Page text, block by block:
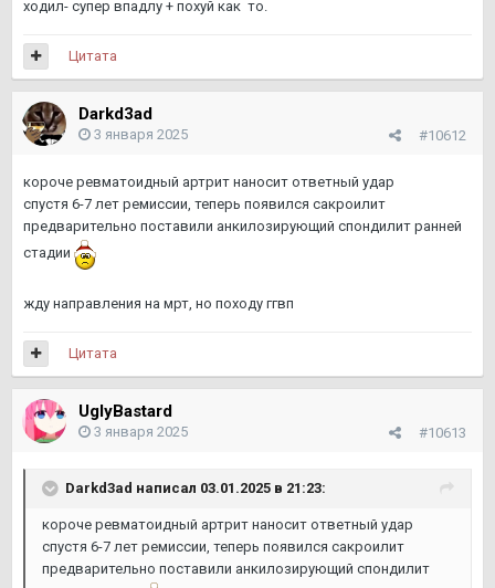
ходил- супер впадлу + похуй как то.
Цитата
Darkd3ad
#10612
3 января 2025
короче ревматоидный артрит наносит ответный удар
спустя 6-7 лет ремиссии, теперь появился сакроилит
предварительно поставили анкилозирующий спондилит ранней
стадии
жду направления на мрт, но походу ггвп
Цитата
UglyBastard
#10613
3 января 2025
Darkd3ad написал 03.01.2025 в 21:23:
короче ревматоидный артрит наносит ответный удар
спустя 6-7 лет ремиссии, теперь появился сакроилит
предварительно поставили анкилозирующий спондилит